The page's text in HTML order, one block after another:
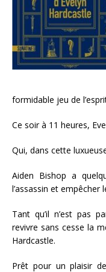
formidable jeu de
Ce soir à 11 heures,
Qui, dans cette
Aiden Bishop a
l’assassin et empêcher
Tant qu’il n’est pas
revivre sans cesse la
Hardcastle.
Prêt pour un plaisir